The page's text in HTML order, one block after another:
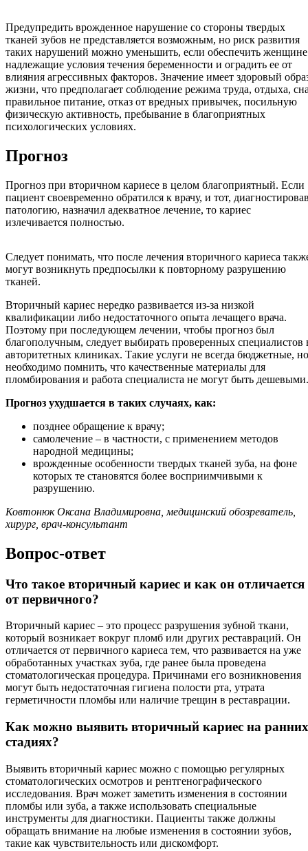
Предупредить врожденное нарушение со стороны твердых
тканей зубов не представляется возможным, но риск развития
таких нарушений можно уменьшить, если обеспечить женщине
надлежащие условия течения беременности и оградить ее от
влияния агрессивных факторов. Значение имеет здоровый
жизни, что предполагает соблюдение режима труда, отдыха,
правильное питание, отказ от вредных привычек, посильную
физическую активность, пребывание в благоприятных
психологических условиях.
Прогноз
Прогноз при вторичном кариесе в целом благоприятный. Если
пациент своевременно обратился к врачу, и тот,
патологию, назначил адекватное лечение, то кариес
излечивается полностью.
Следует понимать, что после лечения вторичного кариеса
могут возникнуть предпосылки к повторному разрушению
тканей.
Вторичный кариес нередко развивается из-за низкой
квалификации либо недостаточного опыта лечащего врача.
Поэтому при последующем лечении, чтобы прогноз был
благополучным, следует выбирать проверенных специалистов
авторитетных клиниках. Такие услуги не всегда бюджетные, но
необходимо помнить, что качественные материалы для
пломбирования и работа специалиста не могут быть дешевыми.
Прогноз ухудшается в таких случаях, как:
позднее обращение к врачу;
самолечение – в частности, с применением методов
народной медицины;
врожденные особенности твердых тканей зуба, на фоне
которых те становятся более восприимчивыми к
разрушению.
Ковтонюк Оксана Владимировна, медицинский обозреватель,
хирург, врач-консультант
Вопрос-ответ
Что такое вторичный кариес и как он отличается
от первичного?
Вторичный кариес – это процесс разрушения зубной ткани,
который возникает вокруг пломб или других реставраций. Он
отличается от первичного кариеса тем, что развивается на уже
обработанных участках зуба, где ранее была проведена
стоматологическая процедура. Причинами его возникновения
могут быть недостаточная гигиена полости рта, утрата
герметичности пломбы или наличие трещин в реставрации.
Как можно выявить вторичный кариес на ранних
стадиях?
Выявить вторичный кариес можно с помощью регулярных
стоматологических осмотров и рентгенографического
исследования. Врач может заметить изменения в состоянии
пломбы или зуба, а также использовать специальные
инструменты для диагностики. Пациенты также должны
обращать внимание на любые изменения в состоянии зубов,
такие как чувствительность или дискомфорт.